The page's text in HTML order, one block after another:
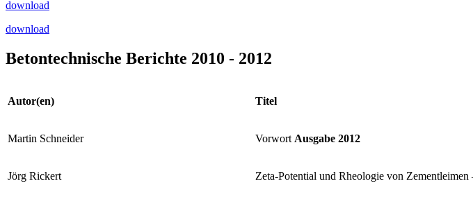
download
download
Betontechnische Berichte 2010 - 2012
Autor(en) Titel
Martin Schneider Vorwort Ausgabe 2012
Jörg Rickert Zeta-Potential und Rheologie von